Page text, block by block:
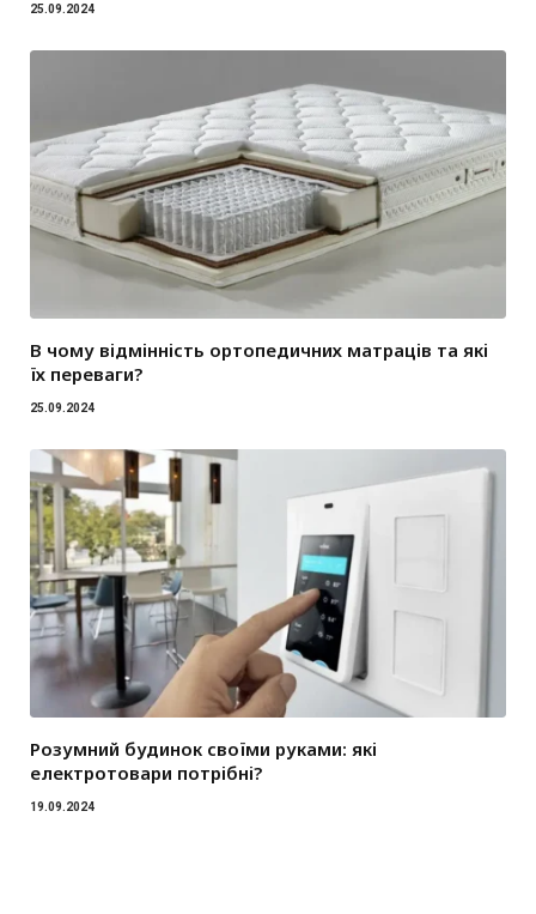
25.09.2024
В чому відмінність ортопедичних матраців та які
їх переваги?
25.09.2024
Розумний будинок своїми руками: які
електротовари потрібні?
19.09.2024